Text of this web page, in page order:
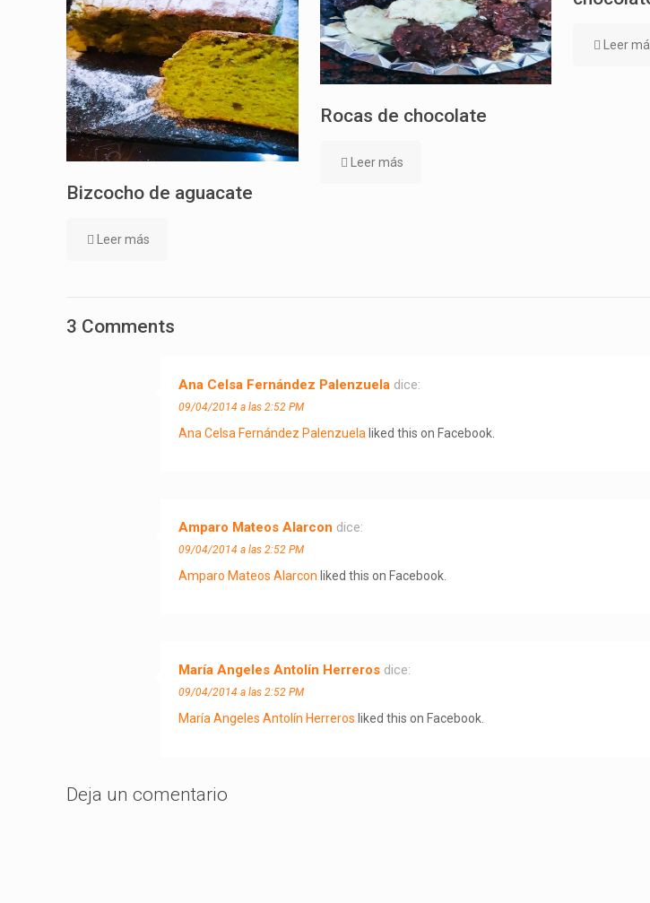
Bizcocho de aguacate
Leer más
Rocas de chocolate
Leer más
Leer
3 Comments
Ana Celsa Fernández Palenzuela dice:
09/04/2014 a las 2:52 PM
Ana Celsa Fernández Palenzuela liked this on Facebook.
Amparo Mateos Alarcon dice:
09/04/2014 a las 2:52 PM
Amparo Mateos Alarcon liked this on Facebook.
María Angeles Antolín Herreros dice:
09/04/2014 a las 2:52 PM
María Angeles Antolín Herreros liked this on Facebook.
Deja un comentario